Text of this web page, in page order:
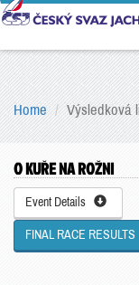
Home Výsledková
O KUŘE NA ROŽNI
Event Details
FINAL RACE RESULTS